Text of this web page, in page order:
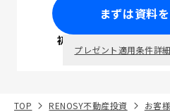
まずは資料
初回面談で ポ
プレゼント適用条件詳細
TOP RENOSY不動産投資
お客